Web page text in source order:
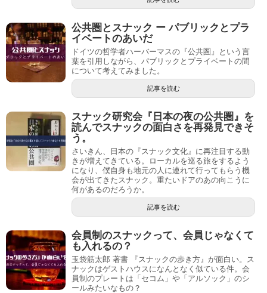
公共圏とスナック ー パブリックとプラ
イベートのあいだ
ドイツの哲学者ハーバーマスの『公共圏』という言
葉を引用しながら、パブリックとプライベートの間
について考えてみました。
記事を読む
スナック研究会『日本の夜の公共圏』を
読んでスナックの面白さを再発見できそ
う。
さいきん、日本の『スナック文化』に再注目する動
きが増えてきている。ローカルを巡る旅をするよう
になり、僕自身も地元の人に連れて行ってもらう機
会が出てきたスナック。重たいドアのあの向こうに
何があるのだろうか。
記事を読む
会員制のスナックって、会員じゃなくて
も入れるの？
玉袋筋太郎 著書 『スナックの歩き方』が面白い。ス
ナックはゲストハウスになんとなく似ている件。会
員制のプレートは「セコム」や「アルソック」のシ
ールみたいなもの？